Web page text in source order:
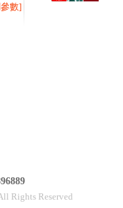
數]
Rights Reserved